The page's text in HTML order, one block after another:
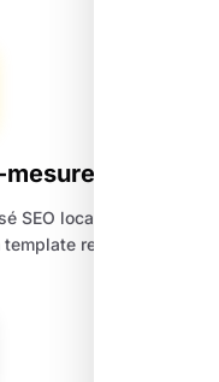
SEO local dès la
recyclé.